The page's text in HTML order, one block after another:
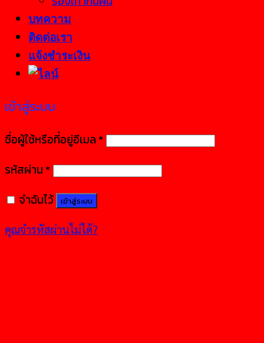
บทความ
ติดต่อเรา
แจ้งชำระเงิน
เข้าสู่ระบบ
ชื่อผู้ใช้หรือที่อยู่อีเมล*
รหัสผ่าน*
จำฉันไว้ เข้าสู่ระบบ
คุณจำรหัสผ่านไม่ได้?